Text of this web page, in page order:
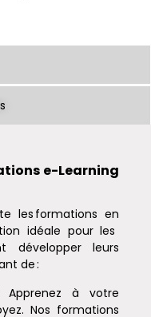
e-Learning
les formations en
idéale pour les
développer leurs
de :
Apprenez à votre
Nos formations